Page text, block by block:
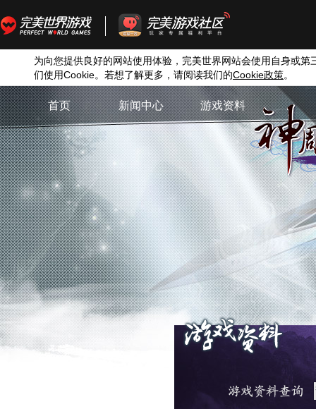
为向您提供良好的网站使用体验，完美世界网站会使用自身或第
们使用Cookie。若想了解更多，请阅读我们的Cookie政策。
首页 新闻中心 游戏资料